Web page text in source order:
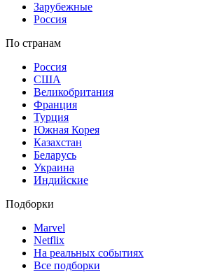
Зарубежные
Россия
По странам
Россия
США
Великобритания
Франция
Турция
Южная Корея
Казахстан
Беларусь
Украина
Индийские
Подборки
Marvel
Netflix
На реальных событиях
Все подборки